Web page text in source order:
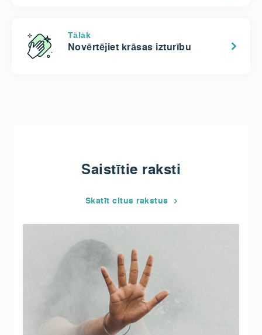
Tālāk
Novērtējiet krāsas izturību
Saistītie raksti
Skatīt citus rakstus